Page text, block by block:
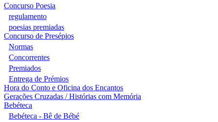
Concurso Poesia
regulamento
poesias premiadas
Concurso de Presépios
Normas
Concorrentes
Premiados
Entrega de Prémios
Hora do Conto e Oficina dos Encantos
Gerações Cruzadas / Histórias com Memória
Bebéteca
Bebéteca - Bê de Bébé